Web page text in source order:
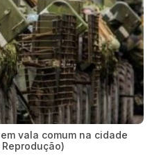
vala comum na cidade